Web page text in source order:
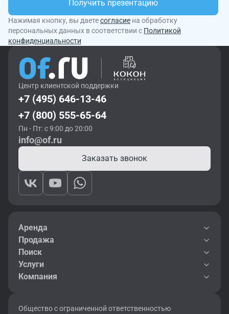
Получить презентацию
Нажимая кнопку, вы даетесогласие на обработку
персональных данных в соответствии с Политикой
конфиденциальности
Центр клиентской поддержки
+7 (495) 646-13-46
+7 (800) 555-65-64
Пн - Пт: с 9:00 до 20:00
info@of.ru
Заказать звонок
Аренда
Продажа
Поиск
Услуги
Компания
Общество с ограниченной ответственностью